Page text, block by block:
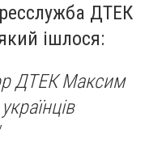
ДТЕК
ішлося:
ДТЕК Максим